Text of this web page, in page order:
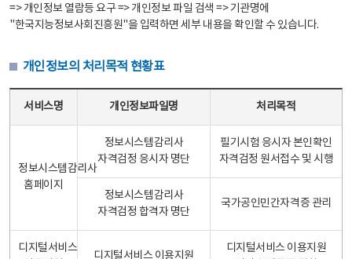
=> 개인정보 열람등 요구 => 개인정보 파일 검색 => 기관명에
"한국지능정보사회진흥원"을 입력하면 세부 내용을 확인할 수 있습니다.
개인정보의 처리목적 현황표
서비스명 개인정보파일명 처리목적
정보시스템감리사
홈페이지
정보시스템감리사
자격검정 응시자 명단
필기시험 응시자 본인확인
자격검정 원서접수 및 시행
정보시스템감리사
자격검정 합격자 명단
국가공인민간자격증 관리
디지털서비스
디지털서비스 이용지원
디지털서비스 이용지원